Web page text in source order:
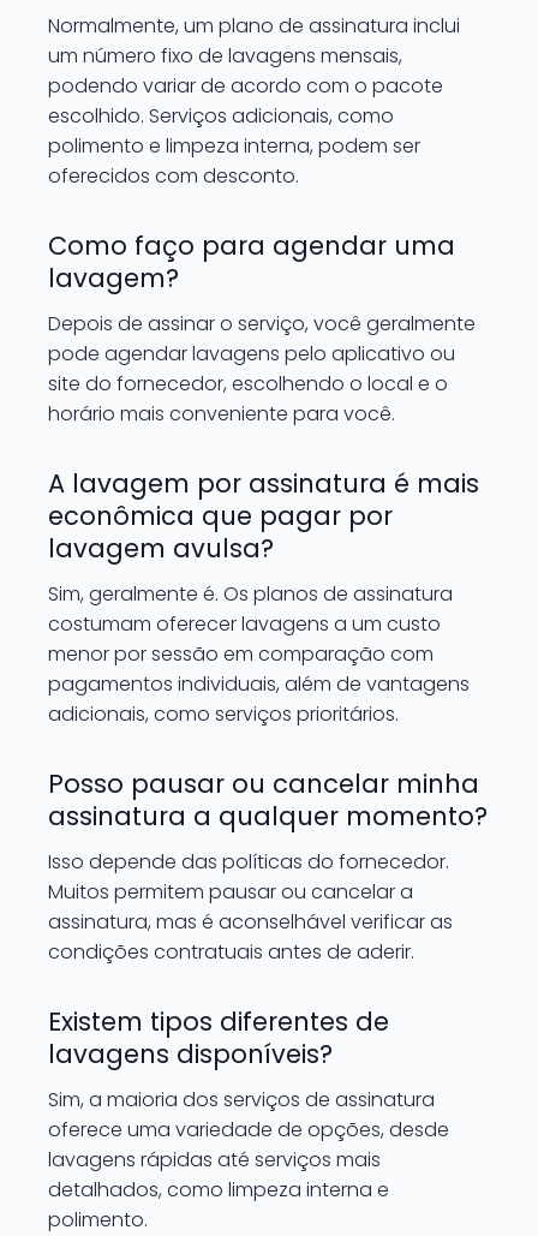
Normalmente, um plano de assinatura inclui
um número fixo de lavagens mensais,
podendo variar de acordo com o pacote
escolhido. Serviços adicionais, como
polimento e limpeza interna, podem ser
oferecidos com desconto.
Como faço para agendar uma
lavagem?
Depois de assinar o serviço, você geralmente
pode agendar lavagens pelo aplicativo ou
site do fornecedor, escolhendo o local e o
horário mais conveniente para você.
A lavagem por assinatura é mais
econômica que pagar por
lavagem avulsa?
Sim, geralmente é. Os planos de assinatura
costumam oferecer lavagens a um custo
menor por sessão em comparação com
pagamentos individuais, além de vantagens
adicionais, como serviços prioritários.
Posso pausar ou cancelar minha
assinatura a qualquer momento?
Isso depende das políticas do fornecedor.
Muitos permitem pausar ou cancelar a
assinatura, mas é aconselhável verificar as
condições contratuais antes de aderir.
Existem tipos diferentes de
lavagens disponíveis?
Sim, a maioria dos serviços de assinatura
oferece uma variedade de opções, desde
lavagens rápidas até serviços mais
detalhados, como limpeza interna e
polimento.